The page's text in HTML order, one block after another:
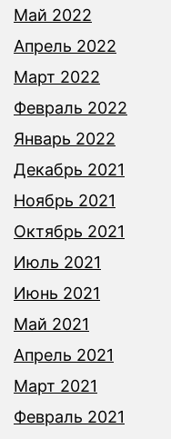
Май 2022
Апрель 2022
Март 2022
Февраль 2022
Январь 2022
Декабрь 2021
Ноябрь 2021
Октябрь 2021
Июль 2021
Июнь 2021
Май 2021
Апрель 2021
Март 2021
Февраль 2021